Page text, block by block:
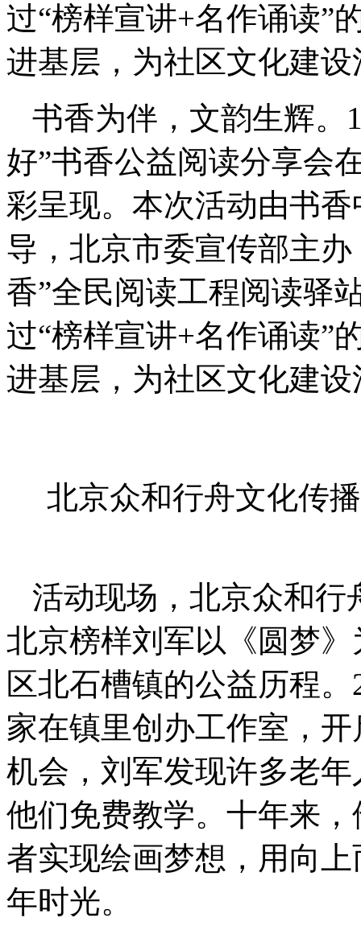
过“榜样宣讲+名作诵读”
进基层，为社区文化建
书香为伴，文韵生辉
好”书香公益阅读分享会
彩呈现。本次活动由书
导，北京市委宣传部主
香”全民阅读工程阅读驿
过“榜样宣讲+名作诵读”
进基层，为社区文化建
北京众和行舟文化传
活动现场，北京众和行
北京榜样刘军以《圆梦
区北石槽镇的公益历程
家在镇里创办工作室，
机会，刘军发现许多老
他们免费教学。十年来
者实现绘画梦想，用向
年时光。